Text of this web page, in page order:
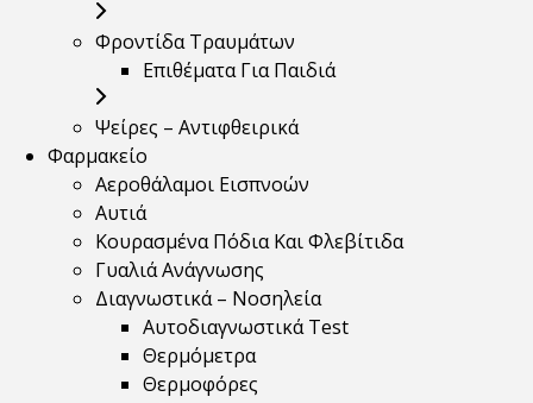
Φροντίδα Τραυμάτων
Επιθέματα Για Παιδιά
Ψείρες – Αντιφθειρικά
Φαρμακείο
Αεροθάλαμοι Εισπνοών
Αυτιά
Κουρασμένα Πόδια Και Φλεβίτιδα
Γυαλιά Ανάγνωσης
Διαγνωστικά – Νοσηλεία
Αυτοδιαγνωστικά Test
Θερμόμετρα
Θερμοφόρες